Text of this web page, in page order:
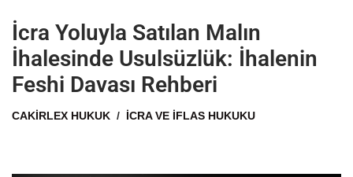
İcra Yoluyla Satılan Malın
İhalesinde Usulsüzlük: İhalenin
Feshi Davası Rehberi
CAKIRLEX HUKUK İCRA VE İFLAS HUKUKU